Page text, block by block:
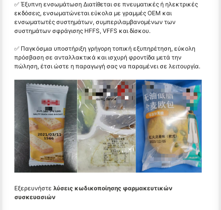
✅ Έξυπνη ενσωμάτωση Διατίθεται σε πνευματικές ή ηλεκτρικές
εκδόσεις, ενσωματώνεται εύκολα με γραμμές OEM και
ενσωματωτές συστημάτων, συμπεριλαμβανομένων των
συστημάτων σφράγισης HFFS, VFFS και δίσκου.
✅ Παγκόσμια υποστήριξη γρήγορη τοπική εξυπηρέτηση, εύκολη
πρόσβαση σε ανταλλακτικά και ισχυρή φροντίδα μετά την
πώληση, έτσι ώστε η παραγωγή σας να παραμένει σε λειτουργία.
Εξερευνήστε λύσεις κωδικοποίησης φαρμακευτικών
συσκευασιών